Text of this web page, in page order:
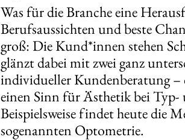
Was für die Branche eine
Berufsaussichten und beste
groß: Die Kund*innen stehen
glänzt dabei mit zwei ganz
individueller Kundenberatung –
einen Sinn für Ästhetik bei Typ-
Beispielsweise findet heute die
sogenannten Optometrie.